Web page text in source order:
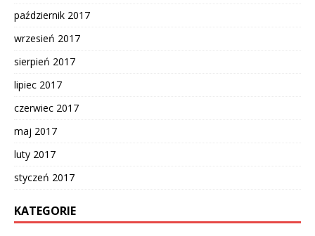
październik 2017
wrzesień 2017
sierpień 2017
lipiec 2017
czerwiec 2017
maj 2017
luty 2017
styczeń 2017
KATEGORIE